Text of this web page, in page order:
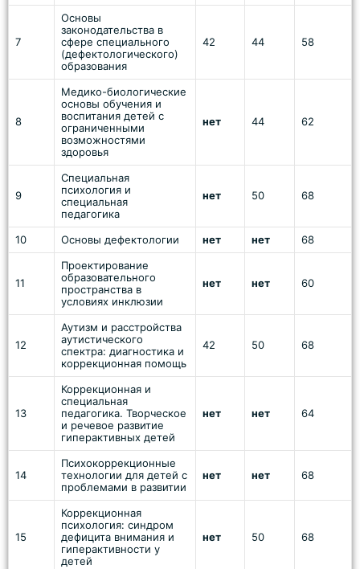
7
Основы
законодательства в
сфере специального
(дефектологического)
образования
42 44 58
8
Медико-биологические
основы обучения и
воспитания детей с
ограниченными
возможностями
здоровья
нет 44 62
9
Специальная
психология и
специальная
педагогика
нет 50 68
10 Основы дефектологии нет нет 68
11
Проектирование
образовательного
пространства в
условиях инклюзии
нет нет 60
12
Аутизм и расстройства
аутистического
спектра: диагностика и
коррекционная помощь
42 50 68
13
Коррекционная и
специальная
педагогика. Творческое
и речевое развитие
гиперактивных детей
нет нет 64
14
Психокоррекционные
технологии для детей с
проблемами в развитии
нет нет 68
15
Коррекционная
психология: синдром
дефицита внимания и
гиперактивности у
детей
нет 50 68